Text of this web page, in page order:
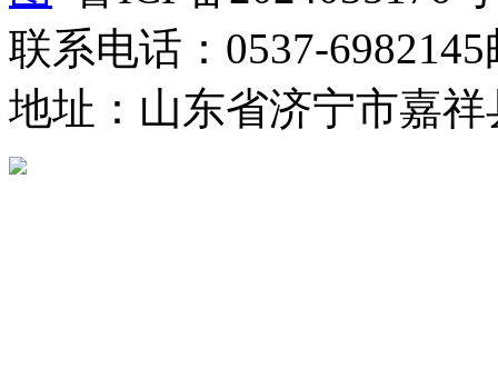
联系电话：0537-6982145
地址：山东省济宁市嘉